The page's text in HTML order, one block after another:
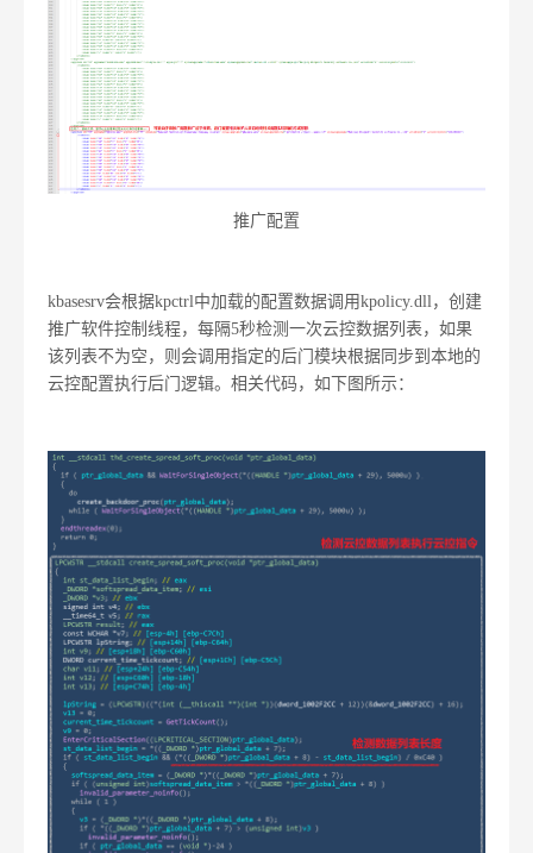
推广配置
kbasesrv会根据kpctrl中加载的配置数据调用kpolicy.dll，创建
推广软件控制线程，每隔5秒检测一次云控数据列表，如果
该列表不为空，则会调用指定的后门模块根据同步到本地的
云控配置执行后门逻辑。相关代码，如下图所示：